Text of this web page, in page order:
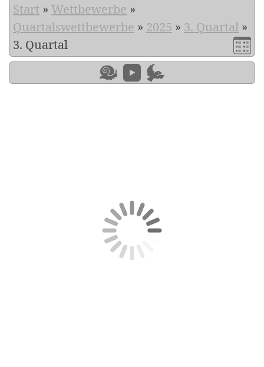
Start » Wettbewerbe »
Quartalswettbewerbe » 2025 » 3. Quartal »
3. Quartal